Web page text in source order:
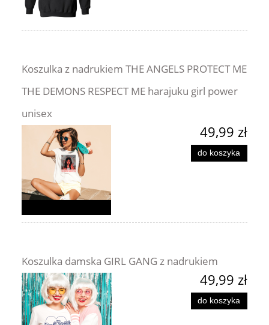
Koszulka z nadrukiem THE ANGELS PROTECT ME
THE DEMONS RESPECT ME harajuku girl power
unisex
49,99 zł
do koszyka
Koszulka damska GIRL GANG z nadrukiem
49,99 zł
do koszyka